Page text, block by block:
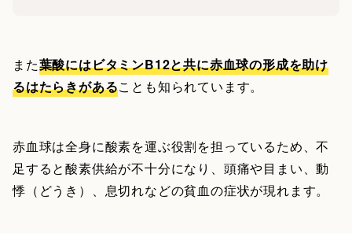
また葉酸にはビタミンB12と共に赤血球の形成を助け
るはたらきがあることも知られています。
赤血球は全身に酸素を運ぶ役割を担っているため、不
足すると酸素供給が不十分になり、頭痛や目まい、動
悸（どうき）、息切れなどの貧血の症状が現れます。